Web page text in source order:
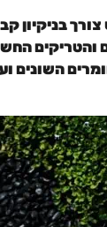
בניקיון
והטריקים
השונים